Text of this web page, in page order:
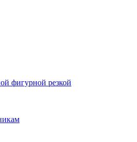
фигурной резкой